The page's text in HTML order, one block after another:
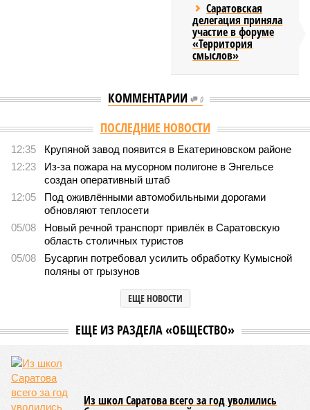
Саратовская
делегация приняла
участие в форуме
«Территория
смыслов»
КОММЕНТАРИИ 0
ПОСЛЕДНИЕ НОВОСТИ
12:35
Крупяной завод появится в Екатериновском районе
12:23
Из-за пожара на мусорном полигоне в Энгельсе
создан оперативный штаб
12:05
Под оживлёнными автомобильными дорогами
обновляют теплосети
05/08
Новый речной транспорт привлёк в Саратовскую
область столичных туристов
05/08
Бусаргин потребовал усилить обработку Кумысной
поляны от грызунов
ЕЩЕ НОВОСТИ
ЕЩЕ ИЗ РАЗДЕЛА «ОБЩЕСТВО»
Из школ Саратова всего за год уволились